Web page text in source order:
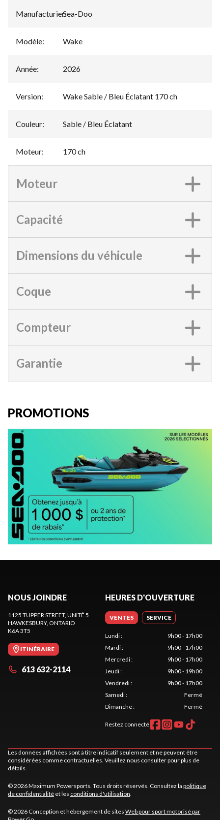
Manufacturier:
Sea-Doo
Modèle: Wake
Année: 2026
Version: Wake Sable / Bleu Éclatant 170 ch
Couleur: Sable / Bleu Éclatant
Moteur: 170 ch
Moteur
Capacité
Dimensions du véhicule
Coque
Compteur
Garantie
PROMOTIONS
NOUS JOINDRE
1125 TUPPER STREET, UNITÉ 5
HAWKESBURY, ONTARIO
K6A 3T5
ITINÉRAIRE
613 632-2114
HEURES D'OUVERTURE
VENTES SERVICE
Lundi:
9h00 - 17h00
Mardi:
9h00 - 17h00
Mercredi:
9h00 - 17h00
Jeudi:
9h00 - 19h00
Vendredi:
9h00 - 17h00
Samedi:
Fermé
Dimanche: Fermé
Restez connecté
Les données affichées sont à titre indicatif seulement et ne peuvent être
considérées comme contractuelles. Veuillez nous consulter pour plus de
détails.
© 2026 Maximum Powersports. Tous droits réservés. Consultez la politique
de confidentialité et les conditions d'utilisation
© 2026 Conception et hébergement de sites Web pour sport motorisé par